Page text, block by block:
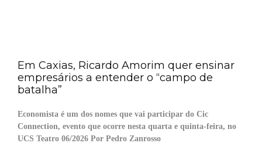
Em Caxias, Ricardo Amorim quer ensinar
empresários a entender o “campo de
batalha”
Economista é um dos nomes que vai participar do Cic
Connection, evento que ocorre nesta quarta e quinta-feira, no
UCS Teatro 06/2026 Por Pedro Zanrosso